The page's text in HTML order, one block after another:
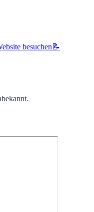
besuchen 📝